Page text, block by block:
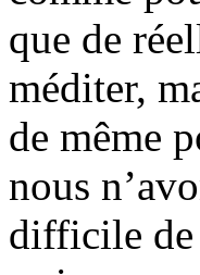
que de
méditer,
de même
nous
difficile de